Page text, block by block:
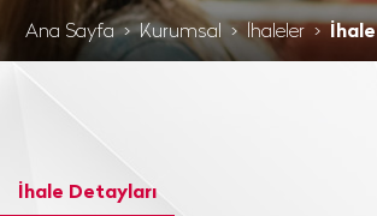
Ana Sayfa Kurumsal İhaleler
İhale Detayları